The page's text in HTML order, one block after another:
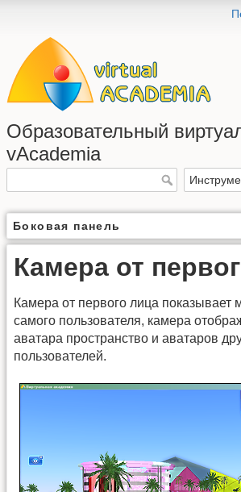
Образовательный
vAcademia
Боковая панель
Камера от
Камера от первого лица показывает
самого пользователя, камера
аватара пространство и аватаров
пользователей.